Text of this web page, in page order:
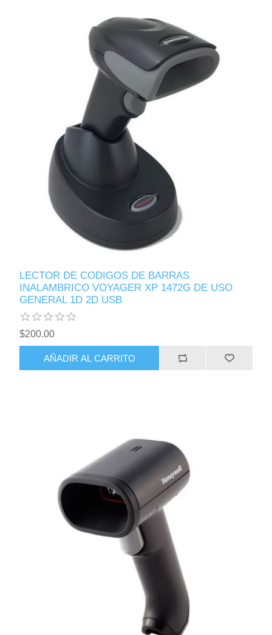
LECTOR DE CODIGOS DE BARRAS
INALAMBRICO VOYAGER XP 1472G DE USO
GENERAL 1D 2D USB
$200.00
AÑADIR AL CARRITO